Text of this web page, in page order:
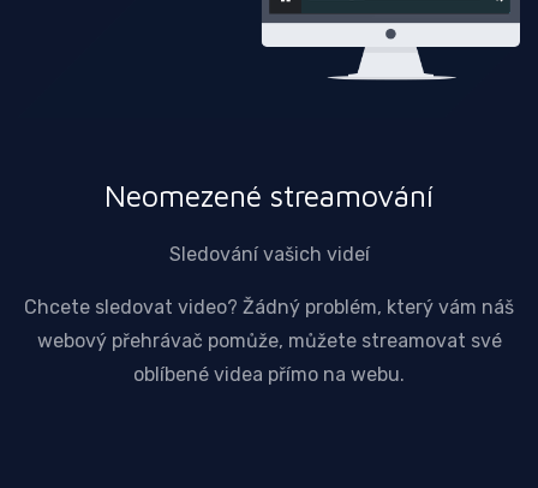
Neomezené streamování
Sledování vašich videí
Chcete sledovat video? Žádný problém, který vám náš
webový přehrávač pomůže, můžete streamovat své
oblíbené videa přímo na webu.